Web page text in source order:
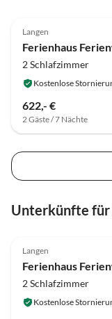
Langen
2 Schlafzimmer
Kostenlose
622,- €
2 Gäste / 7 Nächte
Unterkünfte für
Langen
2 Schlafzimmer
Kostenlose